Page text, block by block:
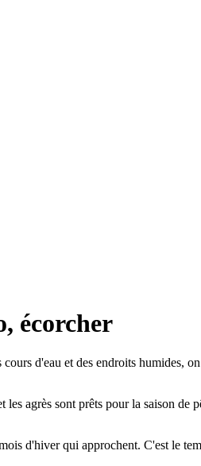
écorcher
d'eau et des endroits humides,
agrès sont prêts pour la saison
d'hiver qui approchent. C'est le